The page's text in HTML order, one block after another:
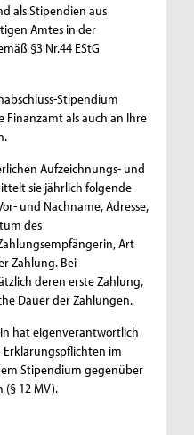
als Stipendien aus
Amtes in der
§3 Nr.44 EStG
Stipendium
Finanzamt als auch an Ihre
Aufzeichnungs- und
sie jährlich folgende
und Nachname, Adresse,
des
Art
Zahlung. Bei
deren erste Zahlung,
Dauer der Zahlungen.
hat eigenverantwortlich
im
Stipendium gegenüber
12 MV).